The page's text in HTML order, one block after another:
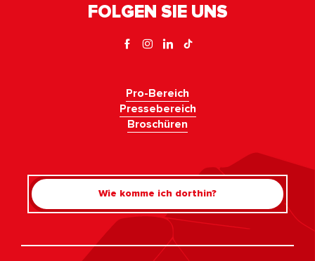
Rechercher
FOLGEN SIE UNS
Pro-Bereich
Pressebereich
Broschüren
Wie komme ich dorthin?